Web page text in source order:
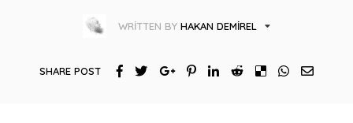
WRITTEN BY HAKAN DEMIREL
SHARE POST